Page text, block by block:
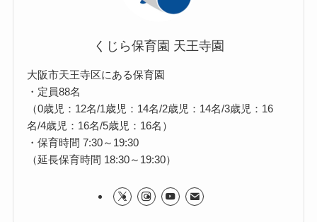
くじら保育園 天王寺園
大阪市天王寺区にある保育園
・定員88名
（0歳児：12名/1歳児：14名/2歳児：14名/3歳児：16
名/4歳児：16名/5歳児：16名）
・保育時間 7:30～19:30
（延長保育時間 18:30～19:30）